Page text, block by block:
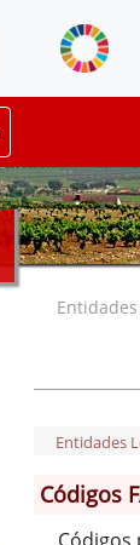
Entidades
Códigos